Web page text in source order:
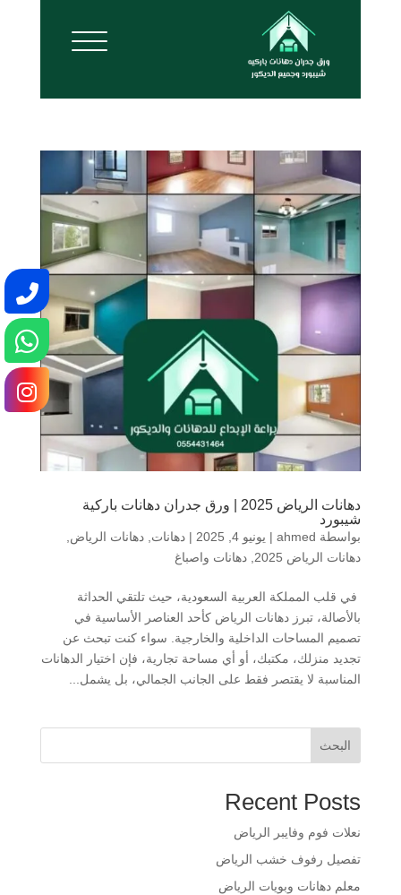
دهانات الرياض 2025 | ورق جدران دهانات باركية
شيبورد
بواسطة ahmed
| يونيو 4, 2025 | دهانات, دهانات الرياض,
دهانات الرياض 2025
, دهانات واصباغ
في قلب المملكة العربية السعودية، حيث تلتقي الحداثة
بالأصالة، تبرز دهانات الرياض كأحد العناصر الأساسية في
تصميم المساحات الداخلية والخارجية. سواء كنت تبحث عن
تجديد منزلك، مكتبك، أو أي مساحة تجارية، فإن اختيار الدهانات
المناسبة لا يقتصر فقط على الجانب الجمالي، بل يشمل...
البحث
Recent Posts
​نعلات فوم وفايبر الرياض
​تفصيل رفوف خشب الرياض
​معلم دهانات وبويات الرياض